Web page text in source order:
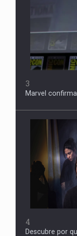
3
Marvel
4
Descubre por